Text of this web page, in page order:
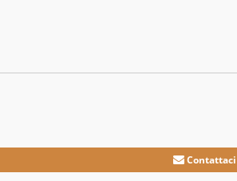
Contattaci